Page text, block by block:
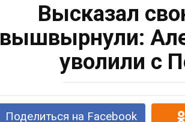
Высказал
вышвырнули:
уволили с
Поделиться на Facebook